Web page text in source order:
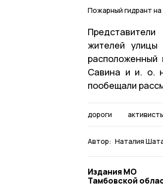
Пожарный гидрант
жителей улицы
Савина и и. о.
пообещали
дороги
Автор: Наталия
Издания МО
Тамбовской